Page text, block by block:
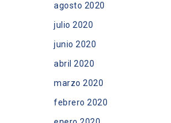
agosto 2020
julio 2020
junio 2020
abril 2020
marzo 2020
febrero 2020